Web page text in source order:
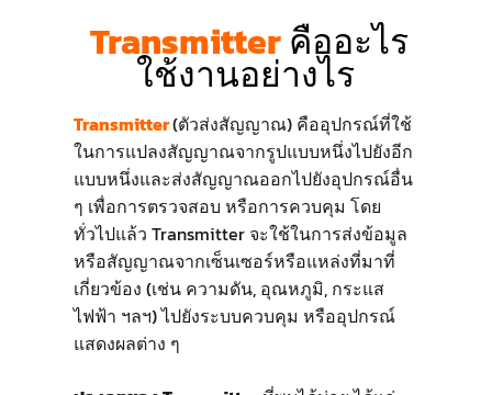
Transmitterคืออะไร
ใช้งานอย่างไร
Transmitter(ตัวส่งสัญญาณ) คืออุปกรณ์ที่ใช้
ในการแปลงสัญญาณจากรูปแบบหนึ่งไปยังอีก
แบบหนึ่งและส่งสัญญาณออกไปยังอุปกรณ์อื่น
ๆ เพื่อการตรวจสอบ หรือการควบคุม โดย
ทั่วไปแล้ว Transmitter จะใช้ในการส่งข้อมูล
หรือสัญญาณจากเซ็นเซอร์หรือแหล่งที่มาที่
เกี่ยวข้อง (เช่น ความดัน, อุณหภูมิ, กระแส
ไฟฟ้า ฯลฯ) ไปยังระบบควบคุม หรืออุปกรณ์
แสดงผลต่าง ๆ